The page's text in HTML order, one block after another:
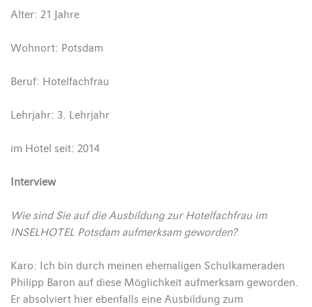
Alter: 21 Jahre
Wohnort: Potsdam
Beruf: Hotelfachfrau
Lehrjahr: 3. Lehrjahr
im Hotel seit: 2014
Interview
Wie sind Sie auf die Ausbildung zur Hotelfachfrau im
INSELHOTEL Potsdam aufmerksam geworden?
Karo: Ich bin durch meinen ehemaligen Schulkameraden
Philipp Baron auf diese Möglichkeit aufmerksam geworden.
Er absolviert hier ebenfalls eine Ausbildung zum